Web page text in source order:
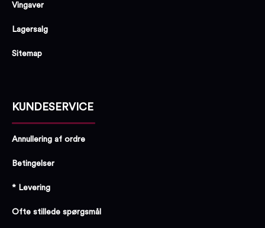
Vingaver
Lagersalg
Sitemap
KUNDESERVICE
Annullering af ordre
Betingelser
* Levering
Ofte stillede spørgsmål